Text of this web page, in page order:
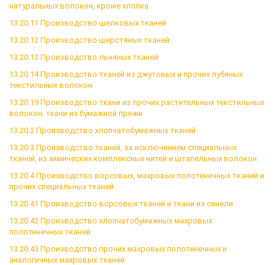
натуральных волокон, кроме хлопка
13.20.11 Производство шелковых тканей
13.20.12 Производство шерстяных тканей
13.20.13 Производство льняных тканей
13.20.14 Производство тканей из джутовых и прочих лубяных
текстильных волокон
13.20.19 Производство ткани из прочих растительных текстильных
волокон; ткани из бумажной пряжи
13.20.2 Производство хлопчатобумажных тканей
13.20.3 Производство тканей, за исключением специальных
тканей, из химических комплексных нитей и штапельных волокон
13.20.4 Производство ворсовых, махровых полотенечных тканей и
прочих специальных тканей
13.20.41 Производство ворсовых тканей и ткани из синели
13.20.42 Производство хлопчатобумажных махровых
полотенечных тканей
13.20.43 Производство прочих махровых полотенечных и
аналогичных махровых тканей